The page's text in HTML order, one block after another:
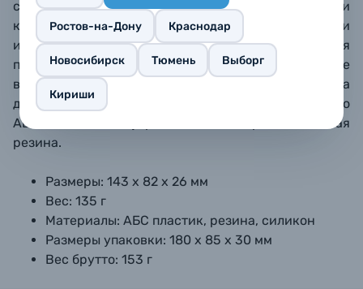
Ростов-на-Дону Краснодар
Новосибирск Тюмень Выборг
Кириши
смартфону –
легко помещается в карман брюк или
куртки.Карточки легко укладываются и
извлекаются из специальных углублений.
Рифленая
поверхность кейса предотвращает случайное
выскальзывание из рук.
Предусмотрена проушина
для шнурка или ремешка.
Изготовлен из прочного
ABS-пластика, внутри – мягкая
термопластичная
резина.
Размеры: 143 х 82 х 26 мм
Вес: 135 г
Материалы: АБС пластик, резина, силикон
Размеры упаковки: 180 х 85 х 30 мм
Вес брутто: 153 г